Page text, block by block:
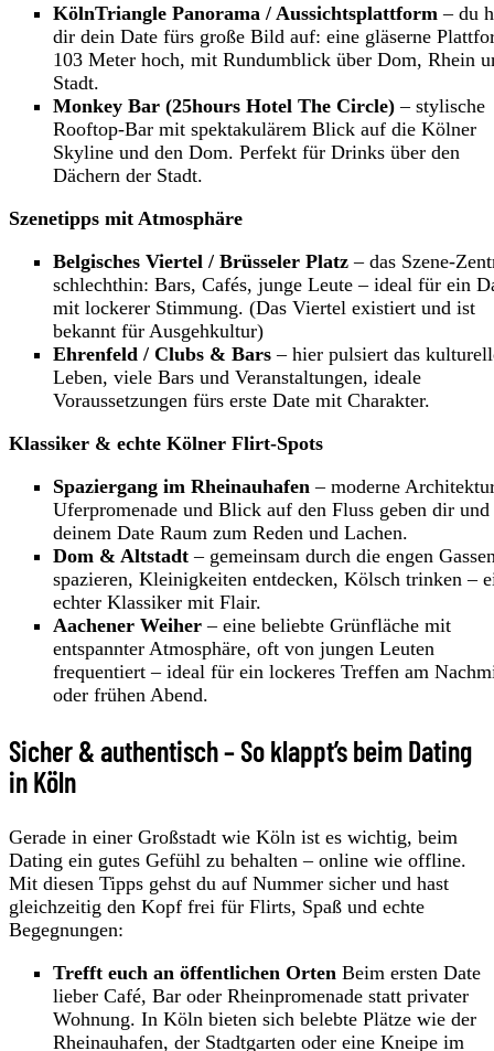
KölnTriangle Panorama / Aussichtsplattform – du
dir dein Date fürs große Bild auf: eine gläserne
103 Meter hoch, mit Rundumblick über Dom, Rhein
Stadt.
Monkey Bar (25hours Hotel The Circle) – stylische
Rooftop-Bar mit spektakulärem Blick auf die Kölner
Skyline und den Dom. Perfekt für Drinks über den
Dächern der Stadt.
Szenetipps mit Atmosphäre
Belgisches Viertel / Brüsseler Platz – das Szene-
schlechthin: Bars, Cafés, junge Leute – ideal für ein
mit lockerer Stimmung. (Das Viertel existiert und ist
bekannt für Ausgehkultur)
Ehrenfeld / Clubs & Bars – hier pulsiert das
Leben, viele Bars und Veranstaltungen, ideale
Voraussetzungen fürs erste Date mit Charakter.
Klassiker & echte Kölner Flirt-Spots
Spaziergang im Rheinauhafen – moderne
Uferpromenade und Blick auf den Fluss geben dir und
deinem Date Raum zum Reden und Lachen.
Dom & Altstadt – gemeinsam durch die engen
spazieren, Kleinigkeiten entdecken, Kölsch trinken –
echter Klassiker mit Flair.
Aachener Weiher – eine beliebte Grünfläche mit
entspannter Atmosphäre, oft von jungen Leuten
frequentiert – ideal für ein lockeres Treffen am
oder frühen Abend.
Sicher & authentisch – So klappt’s beim Dating
in Köln
Gerade in einer Großstadt wie Köln ist es wichtig, beim
Dating ein gutes Gefühl zu behalten – online wie offline.
Mit diesen Tipps gehst du auf Nummer sicher und hast
gleichzeitig den Kopf frei für Flirts, Spaß und echte
Begegnungen:
Trefft euch an öffentlichen Orten Beim ersten Date
lieber Café, Bar oder Rheinpromenade statt privater
Wohnung. In Köln bieten sich belebte Plätze wie der
Rheinauhafen, der Stadtgarten oder eine Kneipe im